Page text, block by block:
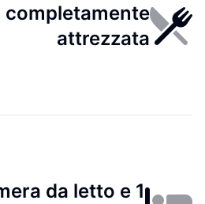
completamente
attrezzata
da letto e 1